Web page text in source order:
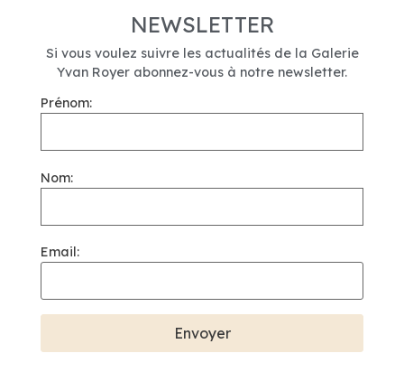
NEWSLETTER
Si vous voulez suivre les actualités de la Galerie
Yvan Royer abonnez-vous à notre newsletter.
Prénom:
Nom:
Email: